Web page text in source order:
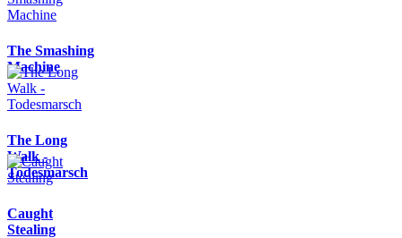
The Smashing
Machine
The Long
Walk -
Todesmarsch
Caught
Stealing